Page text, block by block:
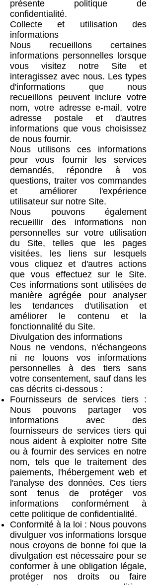
présente politique de
confidentialité.
Collecte et utilisation des
informations
Nous recueillons certaines
informations personnelles lorsque
vous visitez notre Site et
interagissez avec nous. Les types
d'informations que nous
recueillons peuvent inclure votre
nom, votre adresse e-mail, votre
adresse postale et d'autres
informations que vous choisissez
de nous fournir.
Nous utilisons ces informations
pour vous fournir les services
demandés, répondre à vos
questions, traiter vos commandes
et améliorer l'expérience
utilisateur sur notre Site.
Nous pouvons également
recueillir des informations non
personnelles sur votre utilisation
du Site, telles que les pages
visitées, les liens sur lesquels
vous cliquez et d'autres actions
que vous effectuez sur le Site.
Ces informations sont utilisées de
manière agrégée pour analyser
les tendances d'utilisation et
améliorer le contenu et la
fonctionnalité du Site.
Divulgation des informations
Nous ne vendons, n'échangeons
ni ne louons vos informations
personnelles à des tiers sans
votre consentement, sauf dans les
cas décrits ci-dessous :
Fournisseurs de services tiers :
Nous pouvons partager vos
informations avec des
fournisseurs de services tiers qui
nous aident à exploiter notre Site
ou à fournir des services en notre
nom, tels que le traitement des
paiements, l'hébergement web et
l'analyse des données. Ces tiers
sont tenus de protéger vos
informations conformément à
cette politique de confidentialité.
Conformité à la loi : Nous pouvons
divulguer vos informations lorsque
nous croyons de bonne foi que la
divulgation est nécessaire pour se
conformer à une obligation légale,
protéger nos droits ou faire